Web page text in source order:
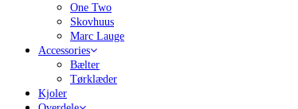
One Two
Skovhuus
Marc Lauge
Accessories
Bælter
Tørklæder
Kjoler